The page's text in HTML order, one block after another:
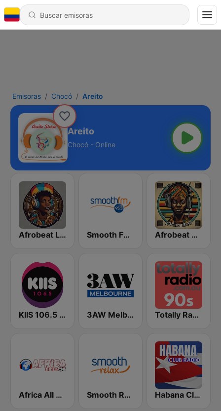
Emisoras Chocó Areito
Areito
Chocó - Online
Afrobeat Live Smooth FM 95.3 Sydney Afrobeat Africa
KIIS 106.5 FM 3AW Melbourne Totally Radio 90s
Africa All Stars Smooth Relax Habana Club Radio